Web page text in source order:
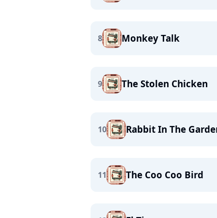
8 Monkey Talk
9 The Stolen Chicken
10 Rabbit In The
11 The Coo Coo Bird